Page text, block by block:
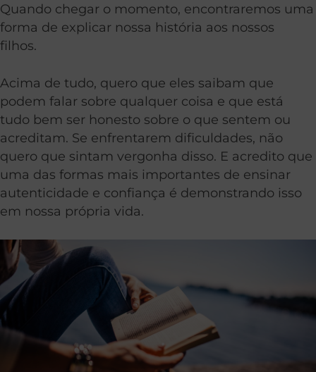
Quando chegar o momento, encontraremos uma
forma de explicar nossa história aos nossos
filhos.
Acima de tudo, quero que eles saibam que
podem falar sobre qualquer coisa e que está
tudo bem ser honesto sobre o que sentem ou
acreditam. Se enfrentarem dificuldades, não
quero que sintam vergonha disso. E acredito que
uma das formas mais importantes de ensinar
autenticidade e confiança é demonstrando isso
em nossa própria vida.